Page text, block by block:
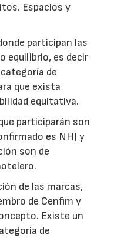
Espacios y
participan las
equilibrio, es decir
de
que exista
equitativa.
participarán son
es NH) y
son de
de las marcas,
de Cenfim y
Existe un
de